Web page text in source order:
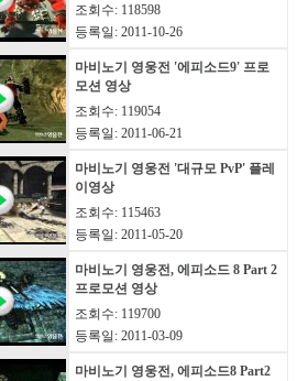
조회수: 118598
등록일: 2011-10-26
마비노기 영웅전 '에피소드9' 프로
모션 영상
조회수: 119054
등록일: 2011-06-21
마비노기 영웅전 '대규모 PvP' 플레
이영상
조회수: 115463
등록일: 2011-05-20
마비노기 영웅전, 에피소드 8 Part 2
프로모션 영상
조회수: 119700
등록일: 2011-03-09
마비노기 영웅전, 에피소드8 Part2